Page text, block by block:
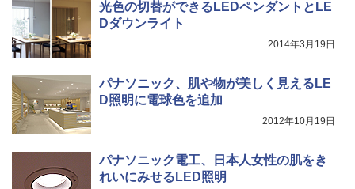
光色の切替ができるLEDペンダントとLE
Dダウンライト
2014年3月19日
パナソニック、肌や物が美しく見えるLE
D照明に電球色を追加
2012年10月19日
パナソニック電工、日本人女性の肌をき
れいにみせるLED照明